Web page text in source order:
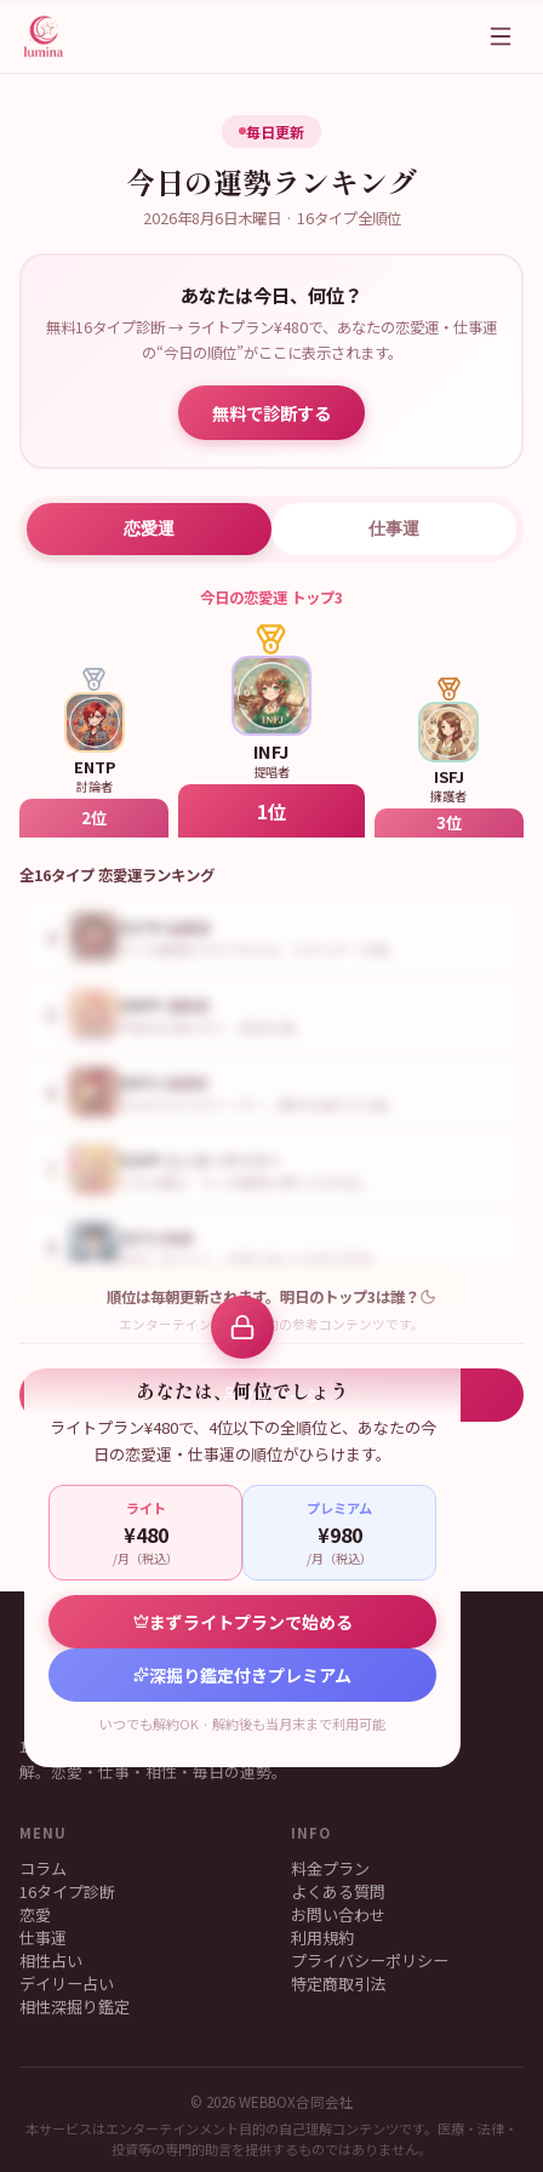
毎日更新
今日の運勢ランキング
2026年8月6日木曜日 · 16タイプ全順位
あなたは今日、何位？
無料16タイプ診断 → ライトプラン¥480で、あなたの恋愛運・仕事運
の“今日の順位”がここに表示されます。
無料で診断する
恋愛運 仕事運
今日の恋愛運 トップ3
ENTP
討論者
2位
INFJ
提唱者
1位
ISFJ
擁護者
3位
全16タイプ恋愛運ランキング
ESTP 起業家
ENFP 運動家
ENTJ 指揮官
ESFP
ESTJ 幹部
ENFJ 主人公
人を輝かせることに喜びを見出す、天性のリーダー。
あなたは、何位でしょう
ライトプラン¥480で、4位以下の全順位と、あなたの今
日の恋愛運・仕事運の順位がひらけます。
ライト
¥480
/月（税込）
プレミアム
¥980
/月（税込）
まずライトプランで始める
深掘り鑑定付きプレミアム
いつでも解約OK · 解約後も当月末まで利用可能
順位は毎朝更新されます。明日のトップ3は誰？
エンターテインメント目的の参考コンテンツです。
マイページ
16Personalitiesで読み解く、あなたの自己理
解。恋愛・仕事・相性・毎日の運勢。
MENU
コラム
16タイプ診断
恋愛
仕事運
相性占い
デイリー占い
相性深掘り鑑定
INFO
料金プラン
よくある質問
お問い合わせ
利用規約
プライバシーポリシー
特定商取引法
© 2026 WEBBOX合同会社
本サービスはエンターテインメント目的の自己理解コンテンツです。医療・法律・
投資等の専門的助言を提供するものではありません。